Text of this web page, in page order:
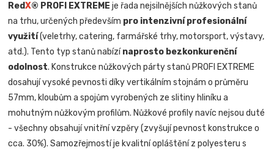
RedX® PROFI EXTREME je řada nejsilnějších nůžkových stanů
na trhu, určených především pro intenzivní profesionální
využití(veletrhy, catering, farmářské trhy, motorsport, výstavy,
atd.). Tento typ stanů nabízínaprosto bezkonkurenční
odolnost. Konstrukce nůžkových párty stanů PROFI EXTREME
dosahují vysoké pevnosti díky vertikálním stojnám o průměru
57mm, kloubům a spojům vyrobených ze slitiny hliníku a
mohutným nůžkovým profilům. Nůžkové profily navíc nejsou duté
- všechny obsahují vnitřní vzpěry (zvyšují pevnost konstrukce o
cca. 30%). Samozřejmostí je kvalitní opláštění z polyesteru s